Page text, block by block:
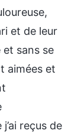
et de leur
sans se
aimées et
reçus de